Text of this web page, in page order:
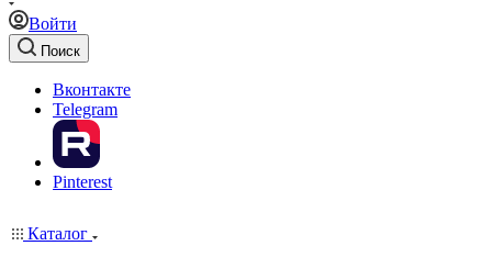
Войти
Поиск
Вконтакте
Telegram
Pinterest
Каталог